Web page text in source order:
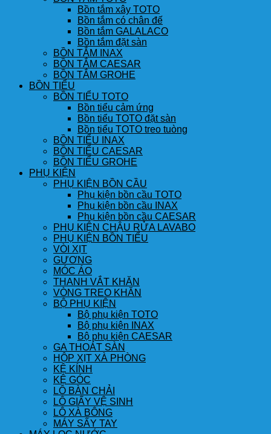
Bồn tắm xây TOTO
Bồn tắm có chân đế
Bồn tắm GALALACO
Bồn tắm đặt sàn
BỒN TẮM INAX
BỒN TẮM CAESAR
BỒN TẮM GROHE
BỒN TIỂU
BỒN TIỂU TOTO
Bồn tiểu cảm ứng
Bồn tiểu TOTO đặt sàn
Bồn tiểu TOTO treo tuòng
BỒN TIỂU INAX
BỒN TIỂU CAESAR
BỒN TIỂU GROHE
PHỤ KIỆN
PHỤ KIỆN BỒN CẦU
Phụ kiện bồn cầu TOTO
Phụ kiện bồn cầu INAX
Phụ kiện bồn cầu CAESAR
PHỤ KIỆN CHẬU RỬA LAVABO
PHỤ KIỆN BỒN TIỂU
VÒI XỊT
GƯƠNG
MÓC ÁO
THANH VẮT KHĂN
VÒNG TREO KHĂN
BỘ PHỤ KIỆN
Bộ phụ kiện TOTO
Bộ phụ kiện INAX
Bộ phụ kiện CAESAR
GA THOÁT SÀN
HỘP XỊT XÀ PHÒNG
KỆ KÍNH
KỆ GÓC
LÔ BÀN CHẢI
LÔ GIẤY VỆ SINH
LÔ XÀ BÔNG
MÁY SẤY TAY